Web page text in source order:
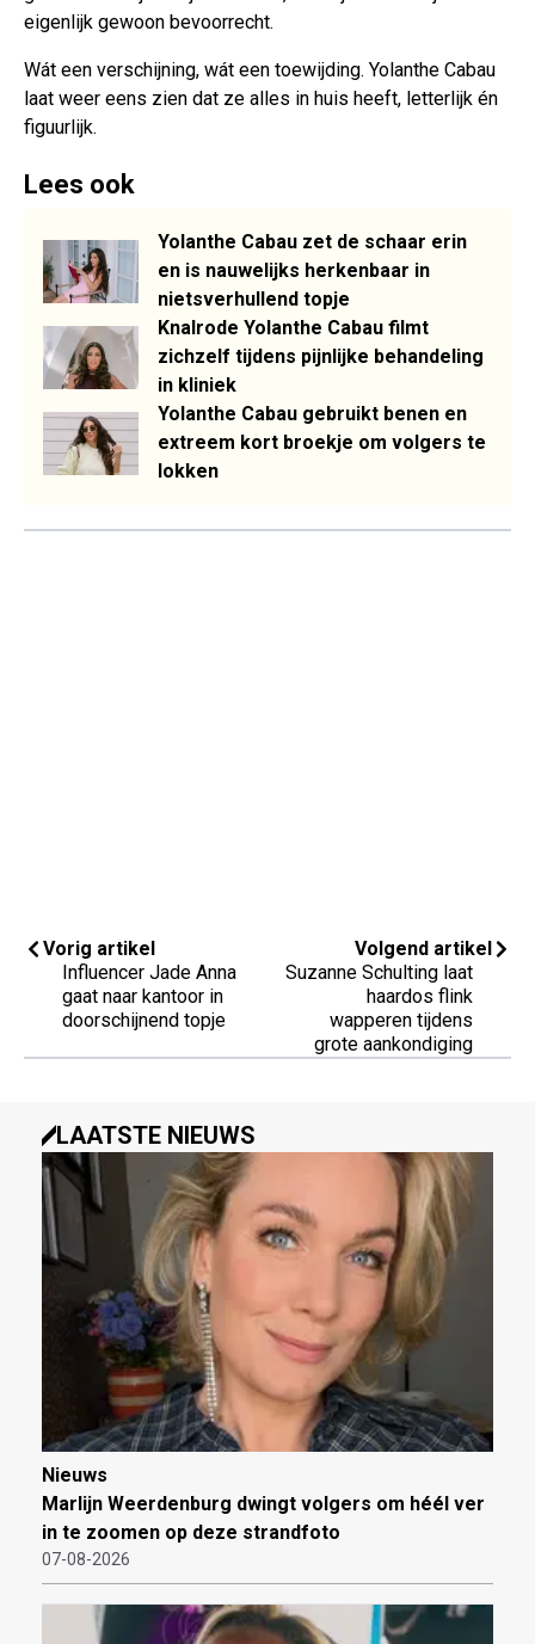
eigenlijk gewoon bevoorrecht.
Wát een verschijning, wát een toewijding. Yolanthe Cabau
laat weer eens zien dat ze alles in huis heeft, letterlijk én
figuurlijk.
Lees ook
Yolanthe Cabau zet de schaar erin
en is nauwelijks herkenbaar in
nietsverhullend topje
Knalrode Yolanthe Cabau filmt
zichzelf tijdens pijnlijke behandeling
in kliniek
Yolanthe Cabau gebruikt benen en
extreem kort broekje om volgers te
lokken
Vorig artikel
Influencer Jade Anna
gaat naar kantoor in
doorschijnend topje
Volgend artikel
Suzanne Schulting laat
haardos flink
wapperen tijdens
grote aankondiging
LAATSTE NIEUWS
Nieuws
Marlijn Weerdenburg dwingt volgers om héél ver
in te zoomen op deze strandfoto
07-08-2026